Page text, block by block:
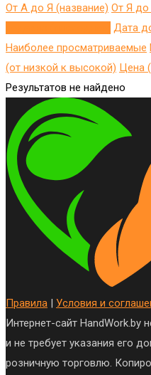
От А до Я (название) От Я до
Дата
Наиболее просматриваемые
(от низкой к высокой) Цена
Результатов не найдено
Правила | Условия и
Интернет-сайт HandWork.by
и не требует указания его
розничную торговлю.